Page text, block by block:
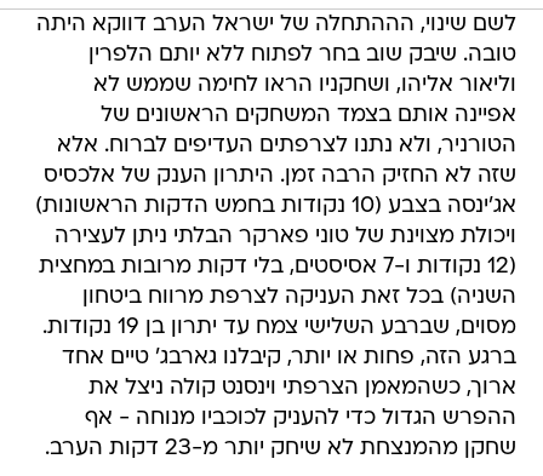
לשם שינוי, הההתחלה של ישראל הערב דווקא היתה
טובה. שיבק שוב בחר לפתוח ללא יותם הלפרין
וליאור אליהו, ושחקניו הראו לחימה שממש לא
אפיינה אותם בצמד המשחקים הראשונים של
הטורניר, ולא נתנו לצרפתים העדיפים לברוח. אלא
שזה לא החזיק הרבה זמן. היתרון הענק של אלכסיס
אג'ינסה בצבע (10 נקודות בחמש הדקות הראשונות)
ויכולת מצוינת של טוני פארקר הבלתי ניתן לעצירה
(12 נקודות ו-7 אסיסטים, בלי דקות מרובות במחצית
השניה) בכל זאת העניקה לצרפת מרווח ביטחון
מסוים, שברבע השלישי צמח עד יתרון בן 19 נקודות.
ברגע הזה, פחות או יותר, קיבלנו גארבג' טיים אחד
ארוך, כשהמאמן הצרפתי וינסנט קולה ניצל את
ההפרש הגדול כדי להעניק לכוכביו מנוחה - אף
שחקן מהמנצחת לא שיחק יותר מ-23 דקות הערב.